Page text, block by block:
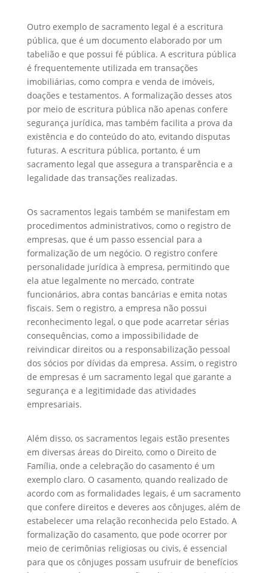
Outro exemplo de sacramento legal é a escritura
pública, que é um documento elaborado por um
tabelião e que possui fé pública. A escritura pública
é frequentemente utilizada em transações
imobiliárias, como compra e venda de imóveis,
doações e testamentos. A formalização desses atos
por meio de escritura pública não apenas confere
segurança jurídica, mas também facilita a prova da
existência e do conteúdo do ato, evitando disputas
futuras. A escritura pública, portanto, é um
sacramento legal que assegura a transparência e a
legalidade das transações realizadas.
Os sacramentos legais também se manifestam em
procedimentos administrativos, como o registro de
empresas, que é um passo essencial para a
formalização de um negócio. O registro confere
personalidade jurídica à empresa, permitindo que
ela atue legalmente no mercado, contrate
funcionários, abra contas bancárias e emita notas
fiscais. Sem o registro, a empresa não possui
reconhecimento legal, o que pode acarretar sérias
consequências, como a impossibilidade de
reivindicar direitos ou a responsabilização pessoal
dos sócios por dívidas da empresa. Assim, o registro
de empresas é um sacramento legal que garante a
segurança e a legitimidade das atividades
empresariais.
Além disso, os sacramentos legais estão presentes
em diversas áreas do Direito, como o Direito de
Família, onde a celebração do casamento é um
exemplo claro. O casamento, quando realizado de
acordo com as formalidades legais, é um sacramento
que confere direitos e deveres aos cônjuges, além de
estabelecer uma relação reconhecida pelo Estado. A
formalização do casamento, que pode ocorrer por
meio de cerimônias religiosas ou civis, é essencial
para que os cônjuges possam usufruir de benefícios